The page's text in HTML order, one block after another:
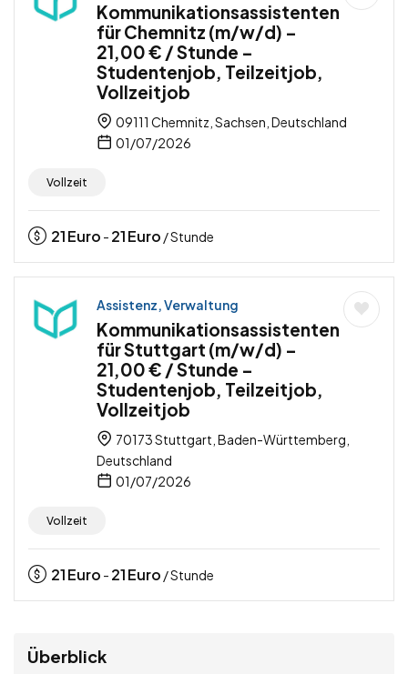
Kommunikationsassistenten
für Chemnitz (m/w/d) –
21,00 € / Stunde –
Studentenjob, Teilzeitjob,
Vollzeitjob
09111 Chemnitz, Sachsen, Deutschland
01/07/2026
Vollzeit
21Euro - 21Euro / Stunde
Assistenz, Verwaltung
Kommunikationsassistenten
für Stuttgart (m/w/d) –
21,00 € / Stunde –
Studentenjob, Teilzeitjob,
Vollzeitjob
70173 Stuttgart, Baden-Württemberg,
Deutschland
01/07/2026
Vollzeit
21Euro - 21Euro / Stunde
Überblick